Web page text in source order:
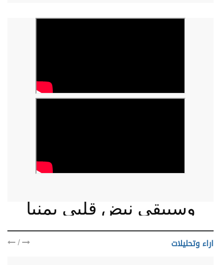
وسيبقى نبض قلبي يمنيا
اراء وتحليلات /